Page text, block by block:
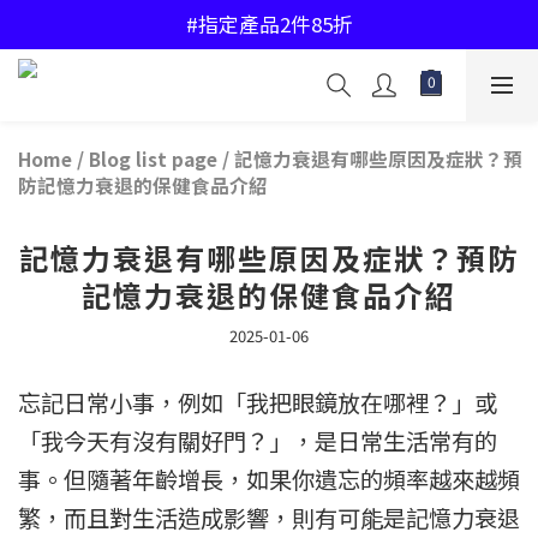
#中國香港地區購物滿$450免運費
#指定產品2件85折
#中國香港地區購物滿$450免運費
Home / Blog list page /記憶力衰退有哪些原因及症狀？預
防記憶力衰退的保健食品介紹
記憶力衰退有哪些原因及症狀？預防
記憶力衰退的保健食品介紹
2025-01-06
忘記日常小事，例如「我把眼鏡放在哪裡？」或
「我今天有沒有關好門？」，是日常生活常有的
事。但隨著年齡增長，如果你遺忘的頻率越來越頻
繁，而且對生活造成影響，則有可能是記憶力衰退